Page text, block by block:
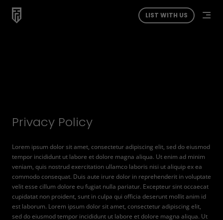
LIST WITH US
Privacy Policy
Lorem ipsum dolor sit amet, consectetur adipiscing elit, sed do eiusmod
tempor incididunt ut labore et dolore magna aliqua. Ut enim ad minim
veniam, quis nostrud exercitation ullamco laboris nisi ut aliquip ex ea
commodo consequat. Duis aute irure dolor in reprehenderit in voluptate
velit esse cillum dolore eu fugiat nulla pariatur. Excepteur sint occaecat
cupidatat non proident, sunt in culpa qui officia deserunt mollit anim id
est laborum. Lorem ipsum dolor sit amet, consectetur adipiscing elit,
sed do eiusmod tempor incididunt ut labore et dolore magna aliqua. Ut